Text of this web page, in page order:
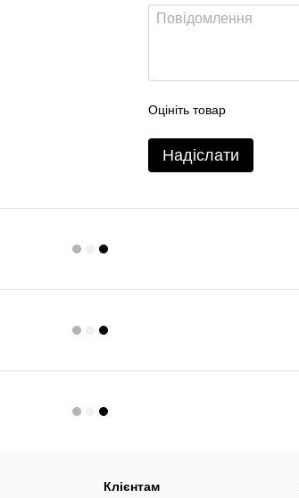
Оцініть товар
Надіслати
Клієнтам